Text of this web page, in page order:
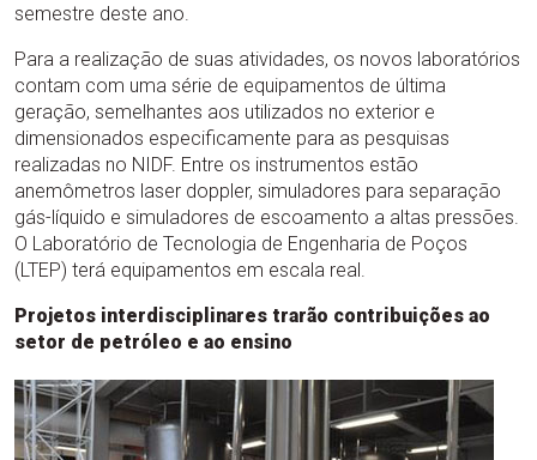
semestre deste ano.
Para a realização de suas atividades, os novos laboratórios
contam com uma série de equipamentos de última
geração, semelhantes aos utilizados no exterior e
dimensionados especificamente para as pesquisas
realizadas no NIDF. Entre os instrumentos estão
anemômetros laser doppler, simuladores para separação
gás-líquido e simuladores de escoamento a altas pressões.
O Laboratório de Tecnologia de Engenharia de Poços
(LTEP) terá equipamentos em escala real.
Projetos interdisciplinares trarão contribuições ao
setor de petróleo e ao ensino